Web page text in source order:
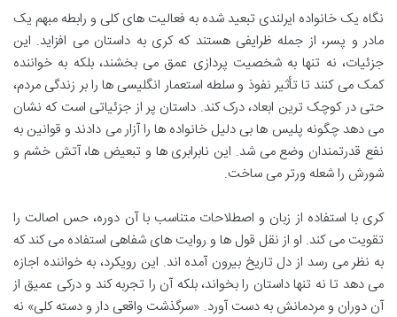
نگاه یک خانواده ایرلندی تبعید شده به فعالیت های کلی و رابطه مبهم یک
مادر و پسر، از جمله ظرایفی هستند که کری به داستان می افزاید. این
جزئیات، نه تنها به شخصیت پردازی عمق می بخشند، بلکه به خواننده
کمک می کنند تا تأثیر نفوذ و سلطه استعمار انگلیسی ها را بر زندگی مردم،
حتی در کوچک ترین ابعاد، درک کند. داستان پر از جزئیاتی است که نشان
می دهد چگونه پلیس ها بی دلیل خانواده ها را آزار می دادند و قوانین به
نفع قدرتمندان وضع می شد. این نابرابری ها و تبعیض ها، آتش خشم و
شورش را شعله ورتر می ساخت.
کری با استفاده از زبان و اصطلاحات متناسب با آن دوره، حس اصالت را
تقویت می کند. او از نقل قول ها و روایت های شفاهی استفاده می کند که
به نظر می رسد از دل تاریخ بیرون آمده اند. این رویکرد، به خواننده اجازه
می دهد تا نه تنها داستان را بخواند، بلکه آن را تجربه کند و درکی عمیق از
آن دوران و مردمانش به دست آورد. «سرگذشت واقعی دار و دسته کلی» نه